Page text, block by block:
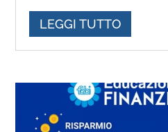
LEGGI TUTTO